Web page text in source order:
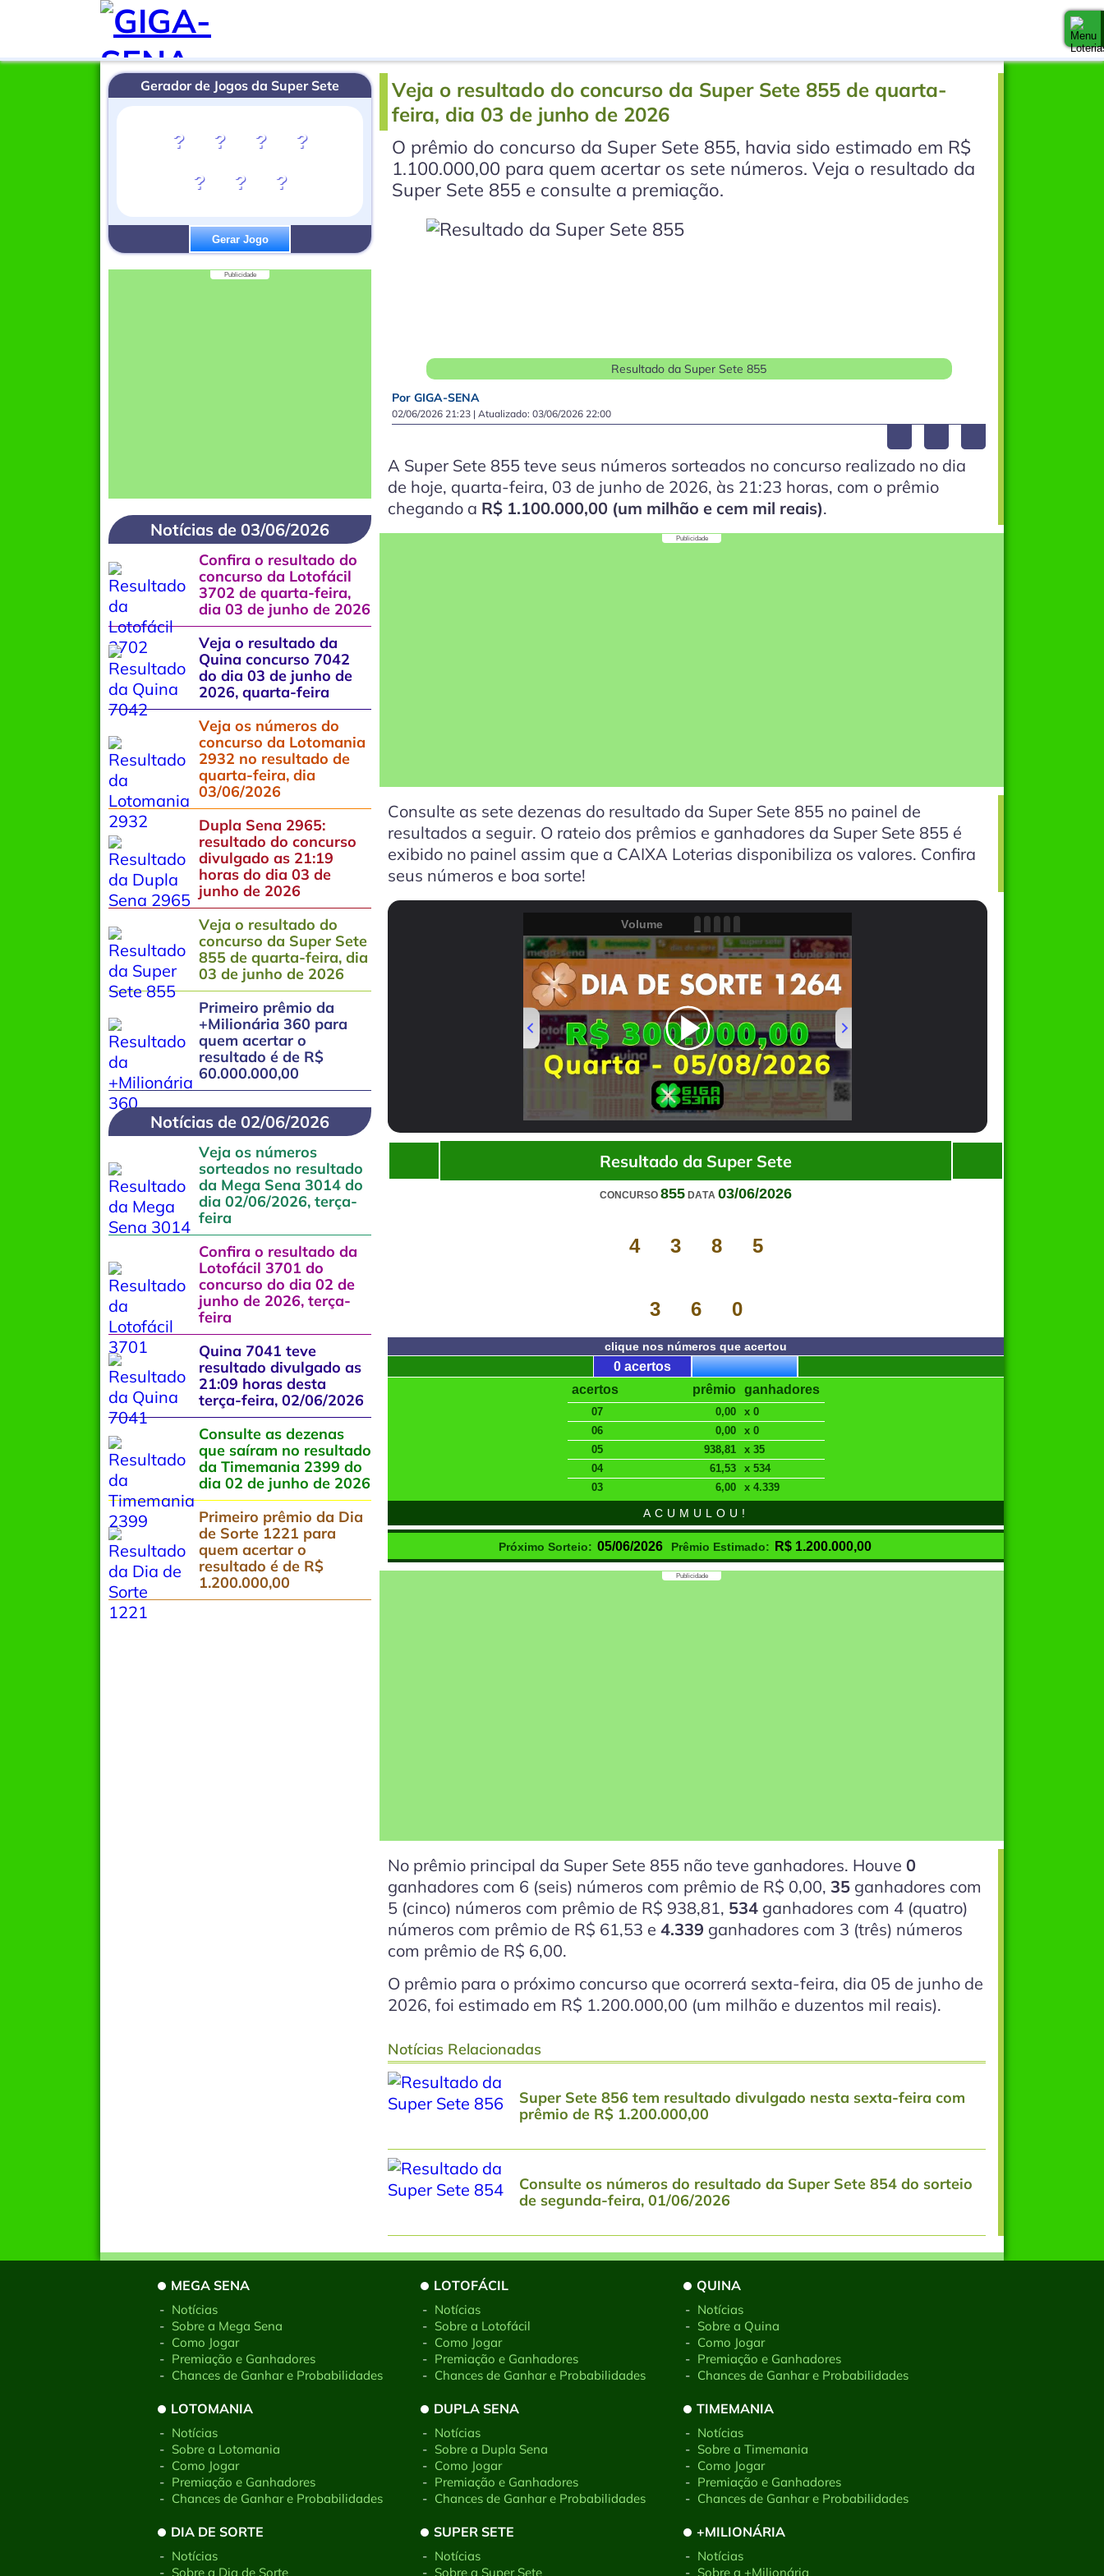
Veja o resultado do concurso da Super Sete 855 de quarta-
feira, dia 03 de junho de 2026
O prêmio do concurso da Super Sete 855, havia sido estimado em R$
1.100.000,00 para quem acertar os sete números. Veja o resultado da
Super Sete 855 e consulte a premiação.
Resultado da Super Sete 855
Por GIGA-SENA
02/06/2026 21:23 | Atualizado: 03/06/2026 22:00
A Super Sete 855 teve seus números sorteados no concurso realizado no dia
de hoje, quarta-feira, 03 de junho de 2026, às 21:23 horas, com o prêmio
chegando a R$ 1.100.000,00 (um milhão e cem mil reais).
Publicidade
Consulte as sete dezenas do resultado da Super Sete 855 no painel de
resultados a seguir. O rateio dos prêmios e ganhadores da Super Sete 855 é
exibido no painel assim que a CAIXA Loterias disponibiliza os valores. Confira
seus números e boa sorte!
Volume
Resultado da Super Sete
CONCURSO 855 DATA 03/06/2026
4 3 8 5
3 6 0
clique nos números que acertou
0 acertos
acertos
07
06
05
04
03
prêmio
0,00
0,00
938,81
61,53
6,00
ganhadores
x 0
x 0
x 35
x 534
x 4.339
ACUMULOU!
Próximo Sorteio: 05/06/2026 Prêmio Estimado: R$ 1.200.000,00
Publicidade
No prêmio principal da Super Sete 855 não teve ganhadores. Houve 0
ganhadores com 6 (seis) números com prêmio de R$ 0,00, 35 ganhadores com
5 (cinco) números com prêmio de R$ 938,81, 534 ganhadores com 4 (quatro)
números com prêmio de R$ 61,53 e 4.339 ganhadores com 3 (três) números
com prêmio de R$ 6,00.
O prêmio para o próximo concurso que ocorrerá sexta-feira, dia 05 de junho de
2026, foi estimado em R$ 1.200.000,00 (um milhão e duzentos mil reais).
Notícias Relacionadas
Super Sete 856 tem resultado divulgado nesta sexta-feira com
prêmio de R$ 1.200.000,00
Consulte os números do resultado da Super Sete 854 do sorteio
de segunda-feira, 01/06/2026
Gerador de Jogos da Super Sete
? ? ?
?
?
? ?
Gerar Jogo
Publicidade
Notícias de 03/06/2026
Confira o resultado do
concurso da Lotofácil
3702 de quarta-feira,
dia 03 de junho de 2026
Veja o resultado da
Quina concurso 7042
do dia 03 de junho de
2026, quarta-feira
Veja os números do
concurso da Lotomania
2932 no resultado de
quarta-feira, dia
03/06/2026
Dupla Sena 2965:
resultado do concurso
divulgado as 21:19
horas do dia 03 de
junho de 2026
Veja o resultado do
concurso da Super Sete
855 de quarta-feira, dia
03 de junho de 2026
Primeiro prêmio da
+Milionária 360 para
quem acertar o
resultado é de R$
60.000.000,00
Notícias de 02/06/2026
Veja os números
sorteados no resultado
da Mega Sena 3014 do
dia 02/06/2026, terça-
feira
Confira o resultado da
Lotofácil 3701 do
concurso do dia 02 de
junho de 2026, terça-
feira
Quina 7041 teve
resultado divulgado as
21:09 horas desta
terça-feira, 02/06/2026
Consulte as dezenas
que saíram no resultado
da Timemania 2399 do
dia 02 de junho de 2026
Primeiro prêmio da Dia
de Sorte 1221 para
quem acertar o
resultado é de R$
1.200.000,00
MEGA SENA
- Notícias
- Sobre a Mega Sena
- Como Jogar
- Premiação e Ganhadores
- Chances de Ganhar e Probabilidades
LOTOFÁCIL
- Notícias
- Sobre a Lotofácil
- Como Jogar
- Premiação e Ganhadores
- Chances de Ganhar e Probabilidades
QUINA
- Notícias
- Sobre a Quina
- Como Jogar
- Premiação e Ganhadores
- Chances de Ganhar e Probabilidades
LOTOMANIA
- Notícias
- Sobre a Lotomania
- Como Jogar
- Premiação e Ganhadores
- Chances de Ganhar e Probabilidades
DUPLA SENA
- Notícias
- Sobre a Dupla Sena
- Como Jogar
- Premiação e Ganhadores
- Chances de Ganhar e Probabilidades
TIMEMANIA
- Notícias
- Sobre a Timemania
- Como Jogar
- Premiação e Ganhadores
- Chances de Ganhar e Probabilidades
DIA DE SORTE
- Notícias
- Sobre a Dia de Sorte
SUPER SETE
- Notícias
- Sobre a Super Sete
+MILIONÁRIA
- Notícias
- Sobre a +Milionária